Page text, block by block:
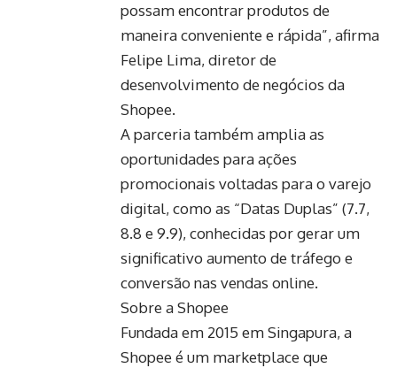
possam encontrar produtos de
maneira conveniente e rápida”, afirma
Felipe Lima, diretor de
desenvolvimento de negócios da
Shopee.
A parceria também amplia as
oportunidades para ações
promocionais voltadas para o varejo
digital, como as “Datas Duplas” (7.7,
8.8 e 9.9), conhecidas por gerar um
significativo aumento de tráfego e
conversão nas vendas online.
Sobre a Shopee
Fundada em 2015 em Singapura, a
Shopee é um marketplace que